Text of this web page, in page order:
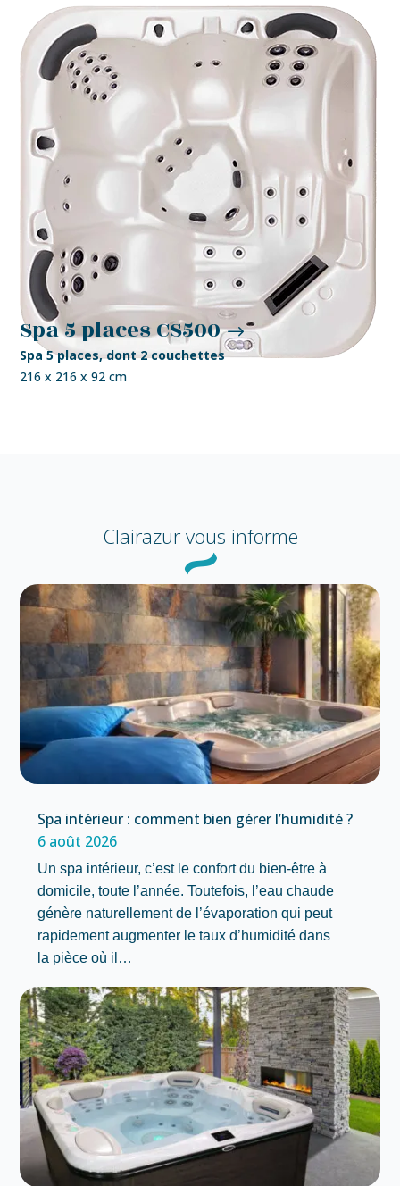
Spa 5 places CS500
Spa 5 places, dont 2 couchettes
216 x 216 x 92 cm
Clairazur vous informe
Spa intérieur : comment bien gérer l’humidité ?
6 août 2026
Un spa intérieur, c’est le confort du bien-être à
domicile, toute l’année. Toutefois, l’eau chaude
génère naturellement de l’évaporation qui peut
rapidement augmenter le taux d’humidité dans
la pièce où il…